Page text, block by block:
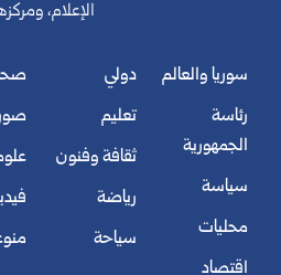
الإعلام،
سوريا والعالم
رئاسة
الجمهورية
سياسة
محليات
اقتصاد
دولي
تعليم
ثقافة وفنون
رياضة
سياحة